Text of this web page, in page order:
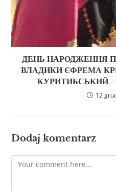
ДЕНЬ НАРОДЖЕННЯ
ВЛАДИКИ ЄФРЕМА
КУРИТИБСЬКИЙ
12
Dodaj komentarz